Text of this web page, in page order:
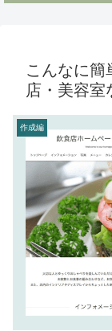
こんなに簡
店・美容室
作成編